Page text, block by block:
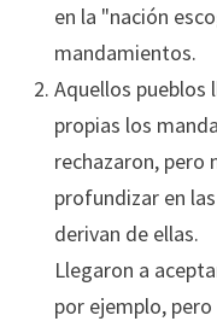
en la "nación
mandamientos.
Aquellos pueblos
propias los
rechazaron, pero
profundizar en
derivan de ellas.
Llegaron a
por ejemplo,